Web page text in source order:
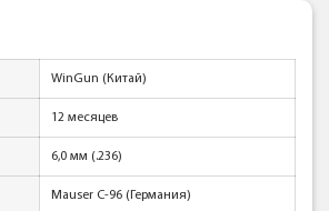
WinGun (Китай)
12 месяцев
6,0 мм (.236)
Mauser C-96 (Германия)